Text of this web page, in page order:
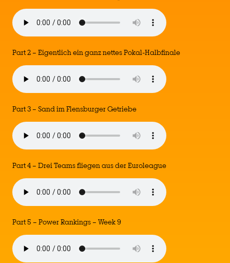
Part 2 – Eigentlich ein ganz nettes Pokal-Halbfinale
Part 3 – Sand im Flensburger Getriebe
Part 4 – Drei Teams fliegen aus der Euroleague
Part 5 – Power Rankings – Week 9